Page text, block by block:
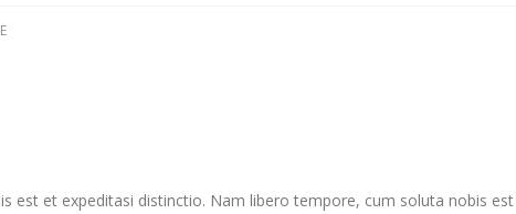
est et expeditasi distinctio. Nam libero tempore, cum soluta nobis